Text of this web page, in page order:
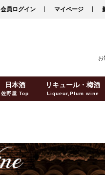
会員ログイン マイページ
お
日本酒
佐野屋 Top
リキュール・梅酒
Liqueur,Plum wine